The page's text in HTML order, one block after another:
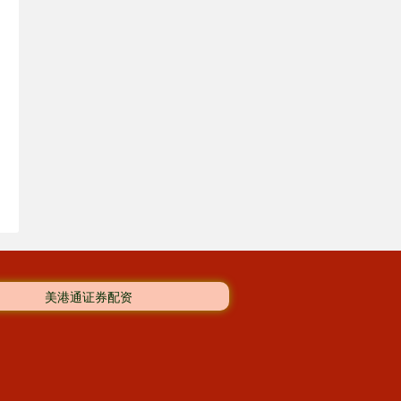
美港通证券配资